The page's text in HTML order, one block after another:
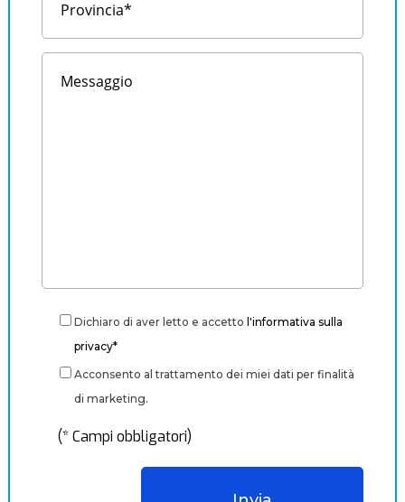
Dichiaro di aver letto e accetto l'informativa sulla
privacy*
Acconsento al trattamento dei miei dati per finalità
di marketing.
(* Campi obbligatori)